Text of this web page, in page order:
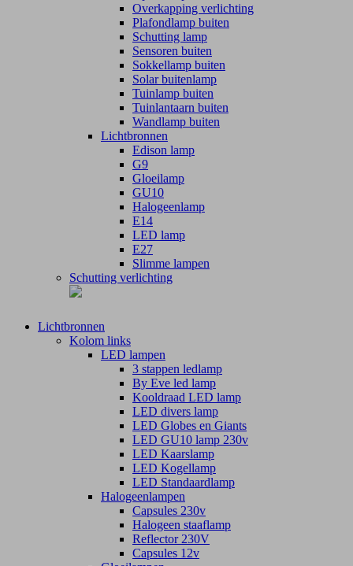
Overkapping verlichting
Plafondlamp buiten
Schutting lamp
Sensoren buiten
Sokkellamp buiten
Solar buitenlamp
Tuinlamp buiten
Tuinlantaarn buiten
Wandlamp buiten
Lichtbronnen
Edison lamp
G9
Gloeilamp
GU10
Halogeenlamp
E14
LED lamp
E27
Slimme lampen
Schutting verlichting
Lichtbronnen
Kolom links
LED lampen
3 stappen ledlamp
By Eve led lamp
Kooldraad LED lamp
LED divers lamp
LED Globes en Giants
LED GU10 lamp 230v
LED Kaarslamp
LED Kogellamp
LED Standaardlamp
Halogeenlampen
Capsules 230v
Halogeen staaflamp
Reflector 230V
Capsules 12v